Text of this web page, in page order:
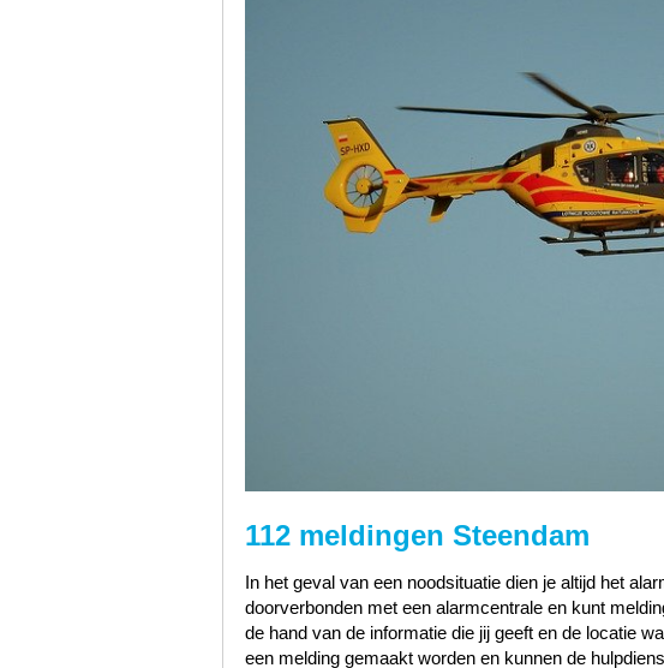
112 meldingen Steendam
In het geval van een noodsituatie dien je altijd het
doorverbonden met een alarmcentrale en kunt
de hand van de informatie die jij geeft en de locatie
een melding gemaakt worden en kunnen de